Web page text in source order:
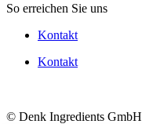
So erreichen Sie uns
Kontakt
Kontakt
© Denk Ingredients GmbH